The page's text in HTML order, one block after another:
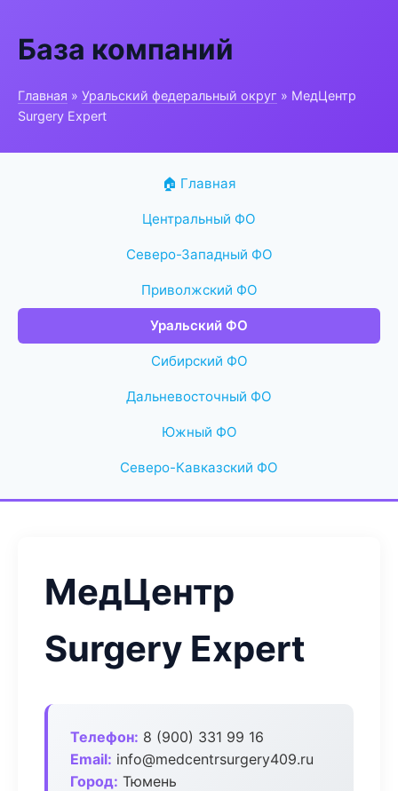
База компаний
Главная » Уральский федеральный округ » МедЦентр
Surgery Expert
🏠 Главная
Центральный ФО
Северо-Западный ФО
Приволжский ФО
Уральский ФО
Сибирский ФО
Дальневосточный ФО
Южный ФО
Северо-Кавказский ФО
МедЦентр
Surgery Expert
Телефон: 8 (900) 331 99 16
Email: info@medcentrsurgery409.ru
Город: Тюмень